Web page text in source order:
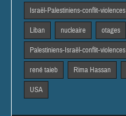
Israël-Palestiniens-conflit-violences
Liban nucleaire otages
Palestiniens-Israël-conflit-violences
rené taieb Rima Hassan
USA